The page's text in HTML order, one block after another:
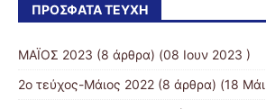
ΠΡΌΣΦΑΤΑ ΤΕΎΧΗ
ΜΑΪΟΣ 2023 (8 άρθρα) (08 Ιουν 2023 )
2ο τεύχος-Μάιος 2022 (8 άρθρα) (18